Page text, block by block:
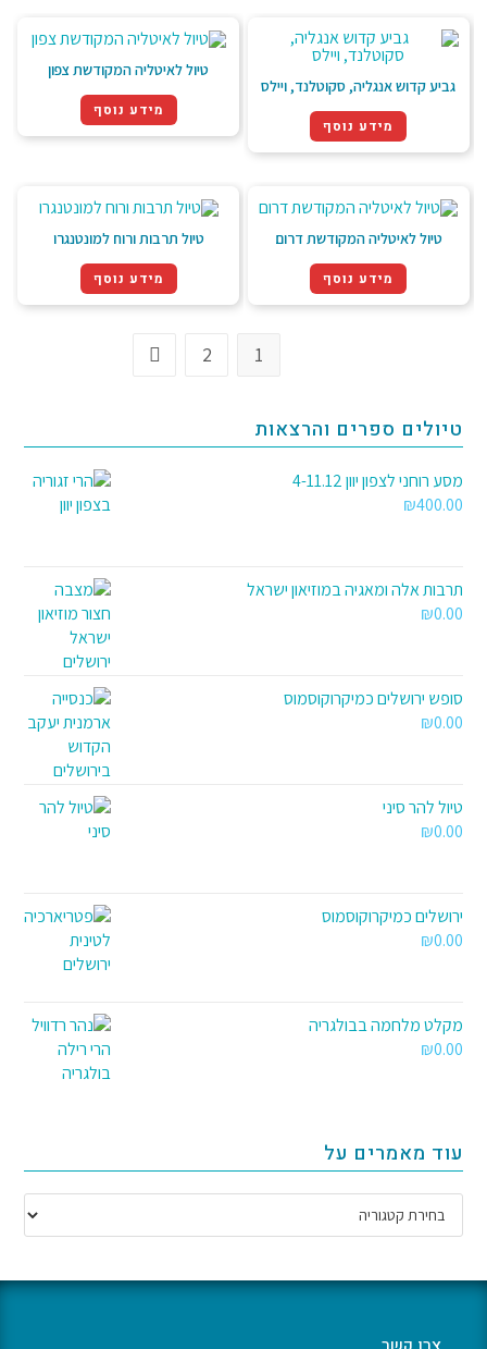
גביע קדוש אנגליה, סקוטלנד, ויילס
מידע נוסף
טיול לאיטליה המקודשת צפון
מידע נוסף
טיול לאיטליה המקודשת דרום
מידע נוסף
טיול תרבות ורוח למונטנגרו
מידע נוסף
טיולים ספרים והרצאות
מסע רוחני לצפון יוון 4-11.12
₪400.00
תרבות אלה ומאגיה במוזיאון ישראל
₪0.00
סופש ירושלים כמיקרוקוסמוס
₪0.00
טיול להר סיני
₪0.00
ירושלים כמיקרוקוסמוס
₪0.00
מקלט מלחמה בבולגריה
₪0.00
עוד מאמרים על